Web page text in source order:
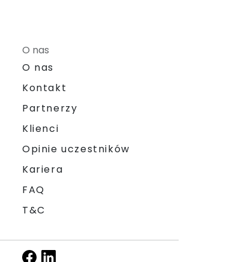
O nas
O nas
Kontakt
Partnerzy
Klienci
Opinie uczestników
Kariera
FAQ
T&C